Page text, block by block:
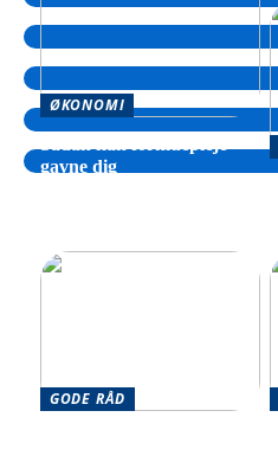
ØKONOMI
gavne dig
GODE RÅD